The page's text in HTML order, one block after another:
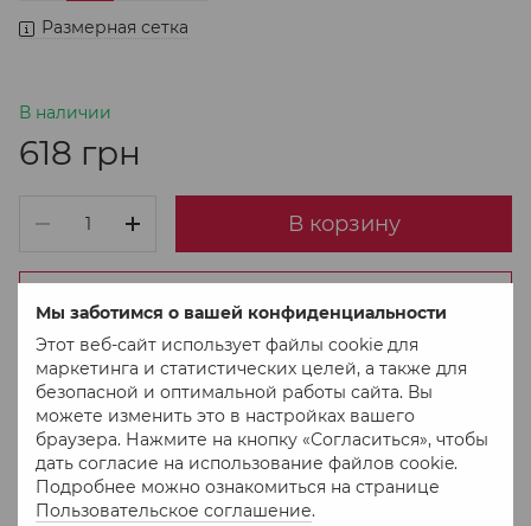
Мы заботимся о вашей конфиденциальности
Этот веб-сайт использует файлы cookie для
маркетинга и статистических целей, а также для
безопасной и оптимальной работы сайта. Вы
можете изменить это в настройках вашего
браузера. Нажмите на кнопку «Согласиться», чтобы
дать согласие на использование файлов cookie.
Подробнее можно ознакомиться на странице
Пользовательское соглашение.
Размерная сетка
В наличии
618 грн
В корзину
В избранное К сравнению